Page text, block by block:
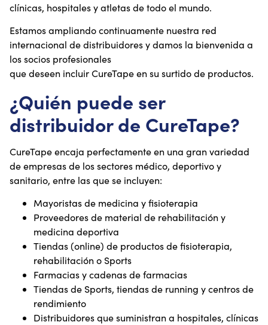
clínicas, hospitales y atletas de todo el mundo.
Estamos ampliando continuamente nuestra red
internacional de distribuidores y damos la bienvenida a
los socios profesionales
que deseen incluir CureTape en su surtido de productos.
¿Quién puede ser
distribuidor de CureTape?
CureTape encaja perfectamente en una gran variedad
de empresas de los sectores médico, deportivo y
sanitario, entre las que se incluyen:
Mayoristas de medicina y fisioterapia
Proveedores de material de rehabilitación y
medicina deportiva
Tiendas (online) de productos de fisioterapia,
rehabilitación o Sports
Farmacias y cadenas de farmacias
Tiendas de Sports, tiendas de running y centros de
rendimiento
Distribuidores que suministran a hospitales, clínicas